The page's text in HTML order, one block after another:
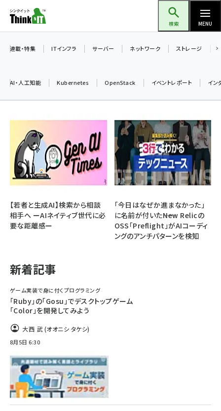
ン
ツ
検索 MENU
加藤銘のチーム貢献～仲間と築いた勝利の絆～ (2297)
iot女子会 (2248)
北海道をのんびり旅する晴山佳須夫のヒント集！ (2008)
drupal (1929)
genai (1468)
abc123 (1341)
連載・特集 ITインフラ サーバー ネットワーク ストレージ
AI・人工知能 Kubernetes OpenStack イベントレポート イン
【若者と生成AI】検索から相談
相手へ ーAIネイティブ世代に必
要な距離感ー
「今日はなぜか進まなかった」
に名前が付いた――New Relicの
OSS「Preflight」がAIコーディ
ングのアンチパターンを検知
新着記事
ゲーム実装で身に付くプログラミング
「Ruby」の「Gosu」でデスクトップゲーム
「Color」を開発してみよう
大西 武 (オオニシ タケシ)
8月5日 6:30